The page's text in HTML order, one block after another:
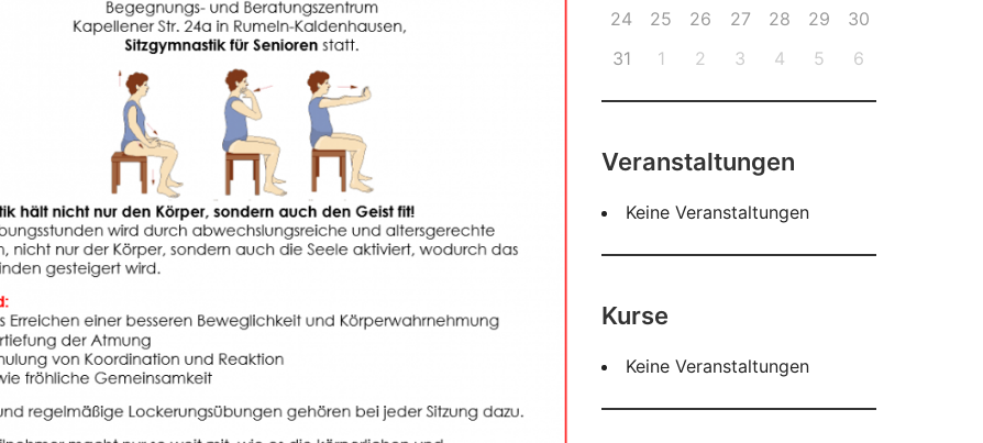
24
25 26 27 28 29
30
31
1 2 3 4 5 6
Veranstaltungen
Keine Veranstaltungen
Kurse
Keine Veranstaltungen